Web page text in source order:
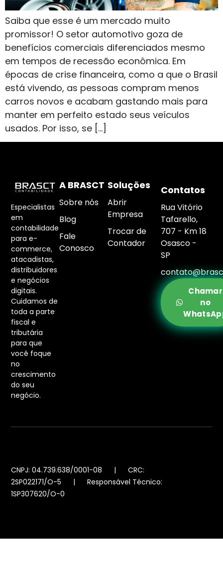
Saiba que esse é um mercado muito
promissor! O setor automotivo goza de
benefícios comerciais diferenciados mesmo
em tempos de recessão econômica. Em
épocas de crise financeira, como a que o Brasil
está vivendo, as pessoas compram menos
carros novos e acabam gastando mais para
manter em perfeito estado seus veículos
usados. Por isso, se […]
Especialistas
em
contabilidade
para e-
commerce,
atacadistas,
distribuidores
e negócios
digitais.
Cuidamos de
toda a parte
fiscal e
tributária
para que
você foque
no
crescimento
do seu
negócio.
A BRASCT
Sobre nós
Blog
Fale
Conosco
Soluções
Abrir
Empresa
Trocar de
Contador
Contatos
Rua Vitório
Tafarello,
707 - Km 18
Osasco -
SP
Chamar
no
CNPJ: 04.739.638/0001-08 | CRC:
2SP022171/O-5 | Responsável Técnico:
1SP307620/O-0